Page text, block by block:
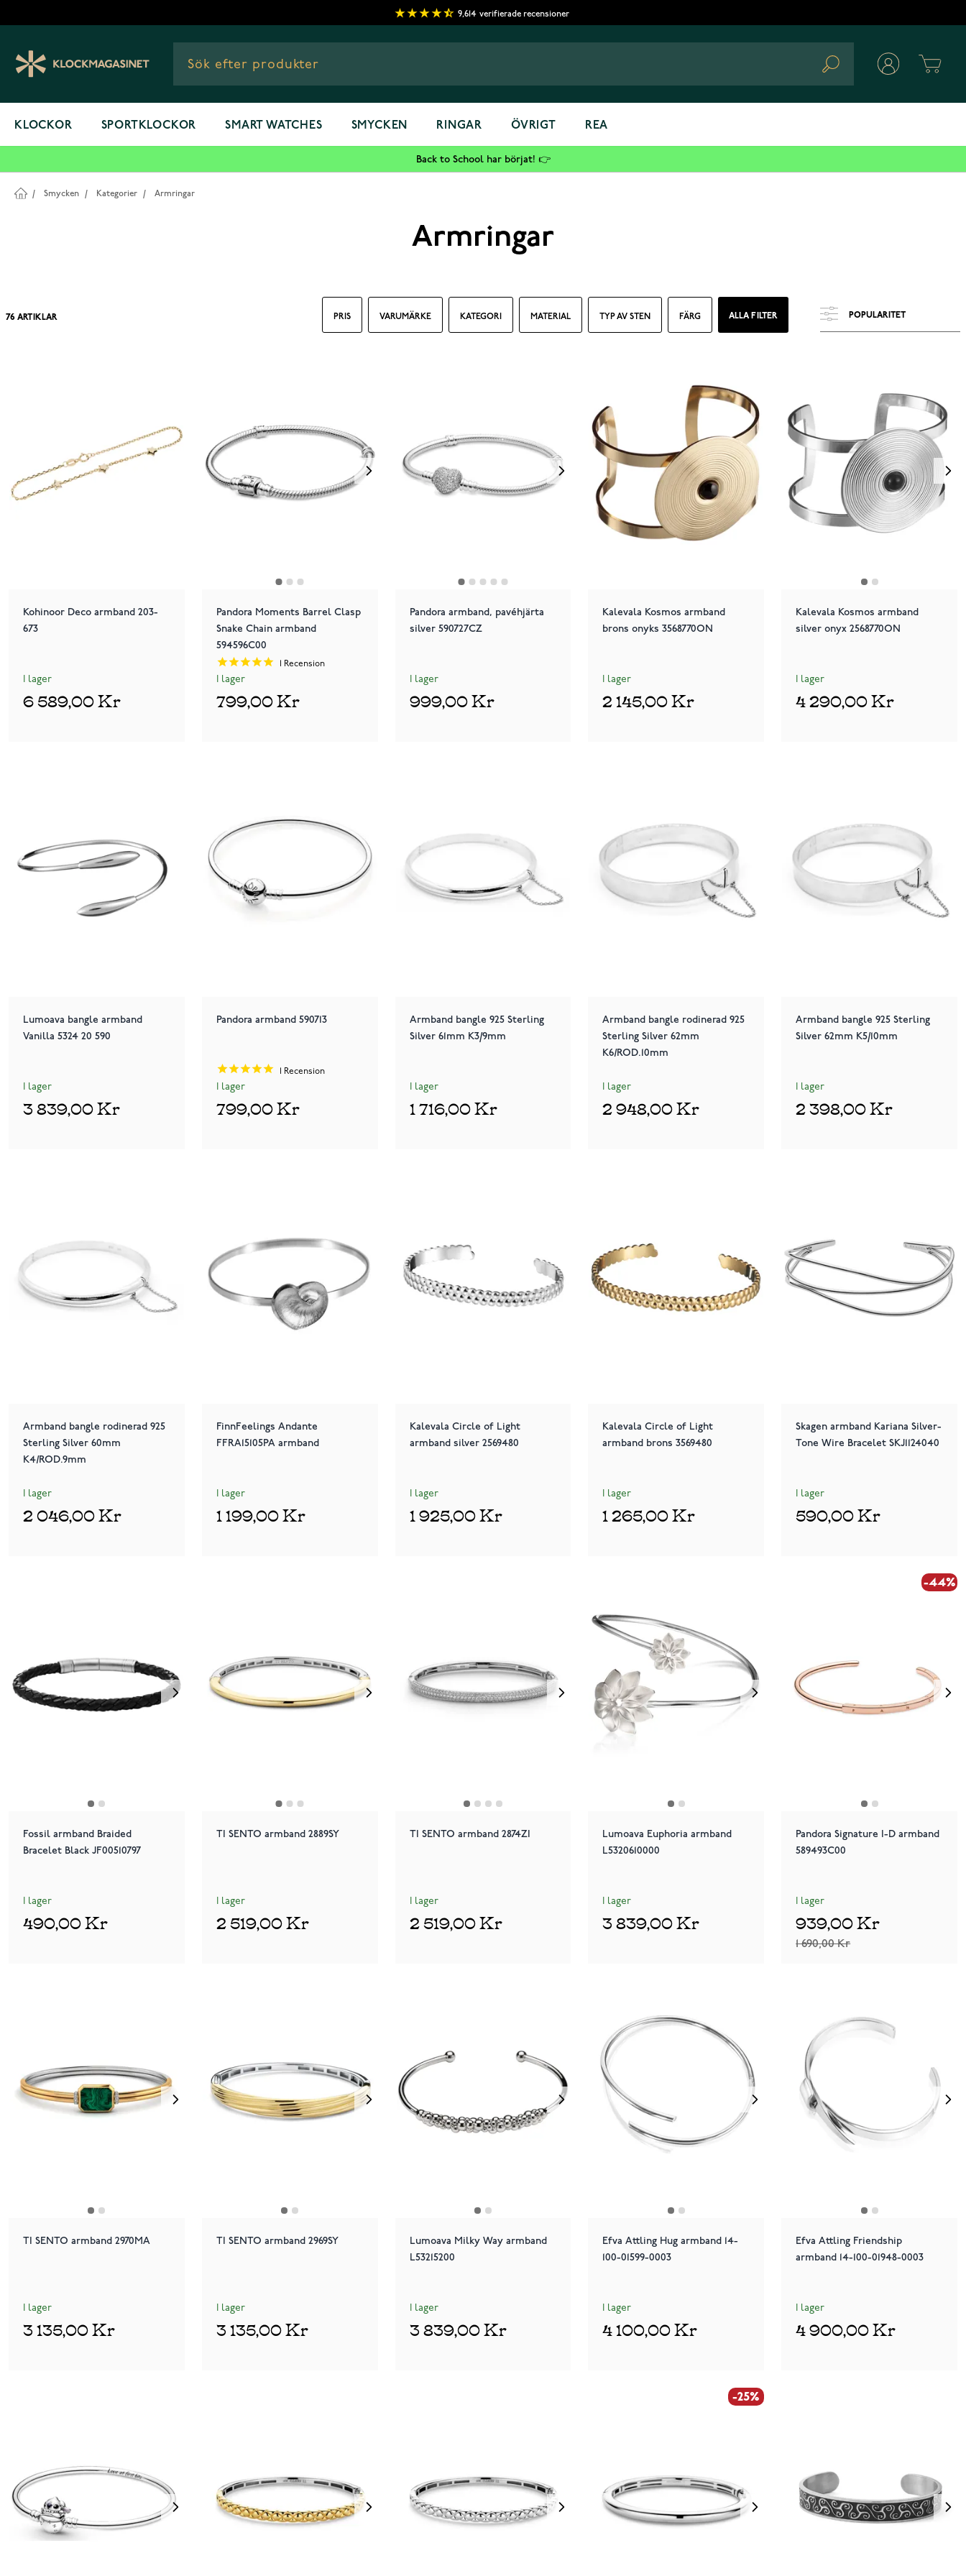
9,614 verifierade recensioner
Search
KLOCKOR SPORTKLOCKOR SMART WATCHES SMYCKEN RINGAR ÖVRIGT REA
Back to School har börjat! 👉
/ Smycken / Kategorier / Armringar
Armringar
PRIS VARUMÄRKE KATEGORI MATERIAL TYP AV STEN FÄRG ALLA FILTER
76 ARTIKLAR
Kohinoor Deco armband 203-
673
I lager
6 589,00 Kr
Pandora Moments Barrel Clasp
Snake Chain armband
594596C00
1 Recension
I lager
799,00 Kr
Pandora armband, pavéhjärta
silver 590727CZ
I lager
999,00 Kr
Kalevala Kosmos armband
brons onyks 3568770ON
I lager
2 145,00 Kr
Kalevala Kosmos armband
silver onyx 2568770ON
I lager
4 290,00 Kr
Lumoava bangle armband
Vanilla 5324 20 590
I lager
3 839,00 Kr
Pandora armband 590713
Recension
I lager
799,00 Kr
Armband bangle 925 Sterling
Silver 61mm K3/9mm
I lager
1 716,00 Kr
Armband bangle rodinerad 925
Sterling Silver 62mm
K6/ROD.10mm
I lager
2 948,00 Kr
Armband bangle 925 Sterling
Silver 62mm K5/10mm
I lager
2 398,00 Kr
Armband bangle rodinerad 925
Sterling Silver 60mm
K4/ROD.9mm
I lager
2 046,00 Kr
FinnFeelings Andante
FFRA15105PA armband
I lager
1 199,00 Kr
Kalevala Circle of Light
armband silver 2569480
I lager
1 925,00 Kr
Kalevala Circle of Light
armband brons 3569480
I lager
1 265,00 Kr
Skagen armband Kariana Silver-
Tone Wire Bracelet SKJ1124040
I lager
590,00 Kr
Fossil armband Braided
Bracelet Black JF00510797
I lager
490,00 Kr
TI SENTO armband 2889SY
I lager
2 519,00 Kr
TI SENTO armband 2874ZI
I lager
2 519,00 Kr
Lumoava Euphoria armband
L5320610000
I lager
3 839,00 Kr
-44%
Pandora Signature I-D armband
589493C00
I lager
1 690,00 Kr
939,00 Kr
TI SENTO armband 2970MA
I lager
3 135,00 Kr
TI SENTO armband 2969SY
I lager
3 135,00 Kr
Lumoava Milky Way armband
L53215200
I lager
3 839,00 Kr
Efva Attling Hug armband 14-
100-01599-0003
I lager
4 100,00 Kr
Efva Attling Friendship
armband 14-100-01948-0003
I lager
4 900,00 Kr
-25%